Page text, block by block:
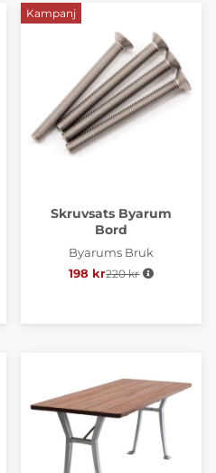
Kampanj
Skruvsats Byarum
Bord
Byarums Bruk
198 kr Ordinarie pris:
220 kr